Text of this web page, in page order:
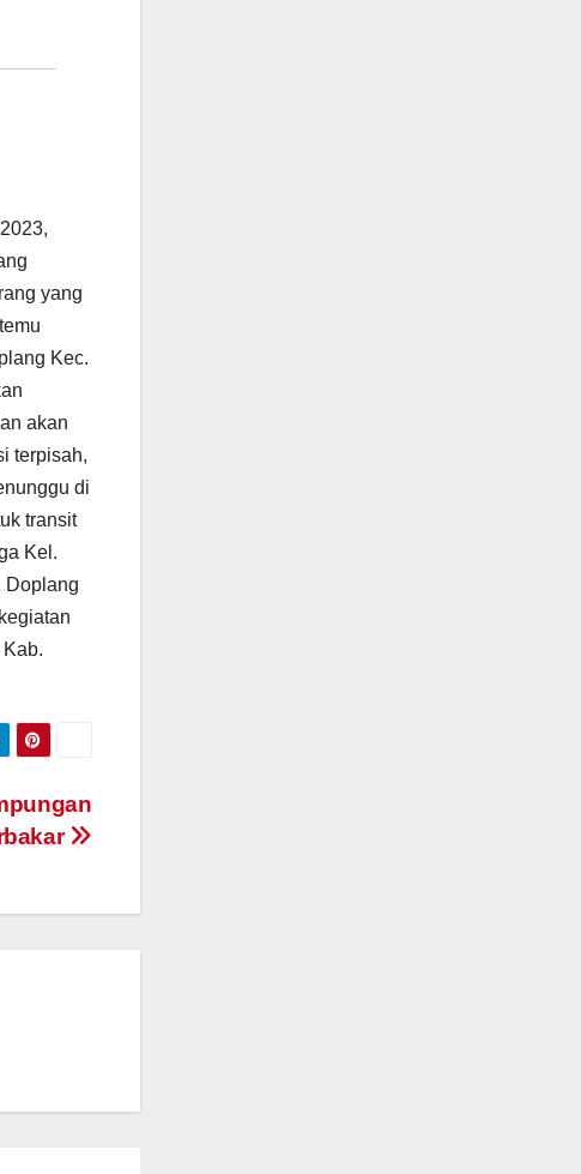
yang
Kec.
akan
terpisah,
di
transit
Kel.
Doplang